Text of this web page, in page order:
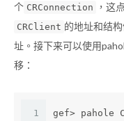
个 CRConnection ，这
CRClient 的地址和结
址。接下来可以使用
移：
1
gef> pahole